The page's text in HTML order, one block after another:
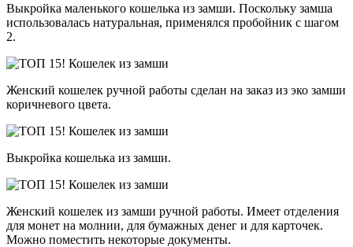
Выкройка маленького кошелька из замши. Поскольку замша
использовалась натуральная, применялся пробойник с шагом
2.
Женский кошелек ручной работы сделан на заказ из эко замши
коричневого цвета.
Выкройка кошелька из замши.
Женский кошелек из замши ручной работы. Имеет отделения
для монет на молнии, для бумажных денег и для карточек.
Можно поместить некоторые документы.